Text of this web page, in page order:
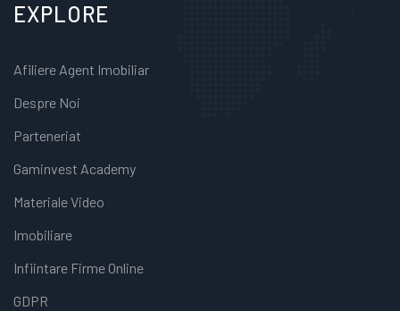
EXPLORE
Afiliere Agent Imobiliar
Despre Noi
Parteneriat
Gaminvest Academy
Materiale Video
Imobiliare
Infiintare Firme Online
GDPR